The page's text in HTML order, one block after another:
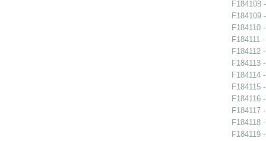
F184108
F184109
F184110
F184111
F184112
F184113
F184114
F184115
F184116
F184117
F184118
F184119